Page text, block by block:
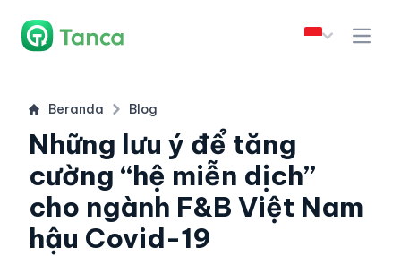
Beranda Blog
Những lưu ý để tăng
cường “hệ miễn dịch”
cho ngành F&B Việt Nam
hậu Covid-19